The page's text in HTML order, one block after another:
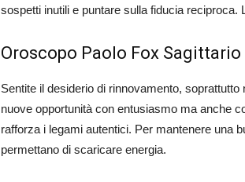
sospetti inutili e puntare sulla fiducia
Oroscopo Paolo Fox Sagittario
Sentite il desiderio di rinnovamento,
nuove opportunità con entusiasmo ma anche
rafforza i legami autentici. Per mantenere una
permettano di scaricare energia.